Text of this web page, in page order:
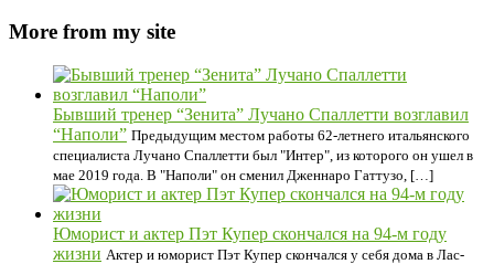
More from my site
Бывший тренер “Зенита” Лучано Спаллетти возглавил
“Наполи” Предыдущим местом работы 62-летнего итальянского
специалиста Лучано Спаллетти был "Интер", из которого он ушел в
мае 2019 года. В "Наполи" он сменил Дженнаро Гаттузо, […]
Юморист и актер Пэт Купер скончался на 94-м году
жизни Актер и юморист Пэт Купер скончался у себя дома в Лас-